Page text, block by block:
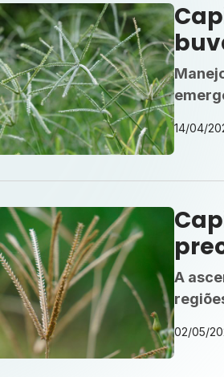
14/04/
A
02/05/